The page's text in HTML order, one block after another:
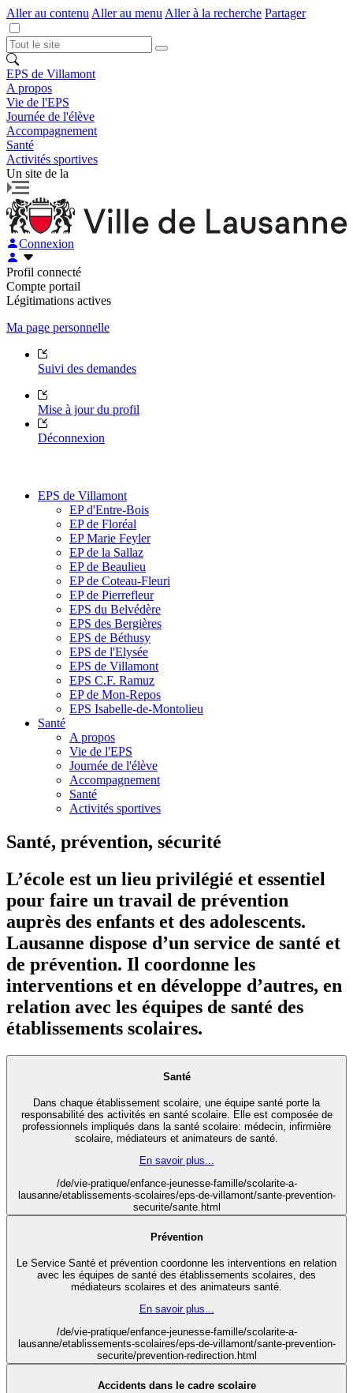
Aller au contenu Aller au menu Aller à la recherche Partager
EPS de Villamont
A propos
Vie de l'EPS
Journée de l'élève
Accompagnement
Santé
Activités sportives
Un site de la
Connexion
Profil connecté
Compte portail
Légitimations actives
Ma page personnelle
Suivi des demandes
Mise à jour du profil
Déconnexion
EPS de Villamont
EP d'Entre-Bois
EP de Floréal
EP Marie Feyler
EP de la Sallaz
EP de Beaulieu
EP de Coteau-Fleuri
EP de Pierrefleur
EPS du Belvédère
EPS des Bergières
EPS de Béthusy
EPS de l'Elysée
EPS de Villamont
EPS C.F. Ramuz
EP de Mon-Repos
EPS Isabelle-de-Montolieu
Santé
A propos
Vie de l'EPS
Journée de l'élève
Accompagnement
Santé
Activités sportives
Santé, prévention, sécurité
L’école est un lieu privilégié et essentiel
pour faire un travail de prévention
auprès des enfants et des adolescents.
Lausanne dispose d’un service de santé et
de prévention. Il coordonne les
interventions et en développe d’autres, en
relation avec les équipes de santé des
établissements scolaires.
Santé
Dans chaque établissement scolaire, une équipe santé porte la
responsabilité des activités en santé scolaire. Elle est composée de
professionnels impliqués dans la santé scolaire: médecin, infirmière
scolaire, médiateurs et animateurs de santé.
En savoir plus...
/de/vie-pratique/enfance-jeunesse-famille/scolarite-a-
lausanne/etablissements-scolaires/eps-de-villamont/sante-prevention-
securite/sante.html
Prévention
Le Service Santé et prévention coordonne les interventions en relation
avec les équipes de santé des établissements scolaires, des
médiateurs scolaires et des animateurs santé.
En savoir plus...
/de/vie-pratique/enfance-jeunesse-famille/scolarite-a-
lausanne/etablissements-scolaires/eps-de-villamont/sante-prevention-
securite/prevention-redirection.html
Accidents dans le cadre scolaire